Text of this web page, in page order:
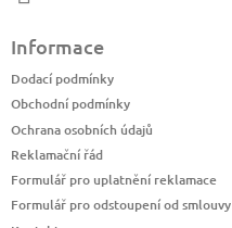
Informace
Dodací podmínky
Obchodní podmínky
Ochrana osobních údajů
Reklamační řád
Formulář pro uplatnění reklamace
Formulář pro odstoupení od smlouvy